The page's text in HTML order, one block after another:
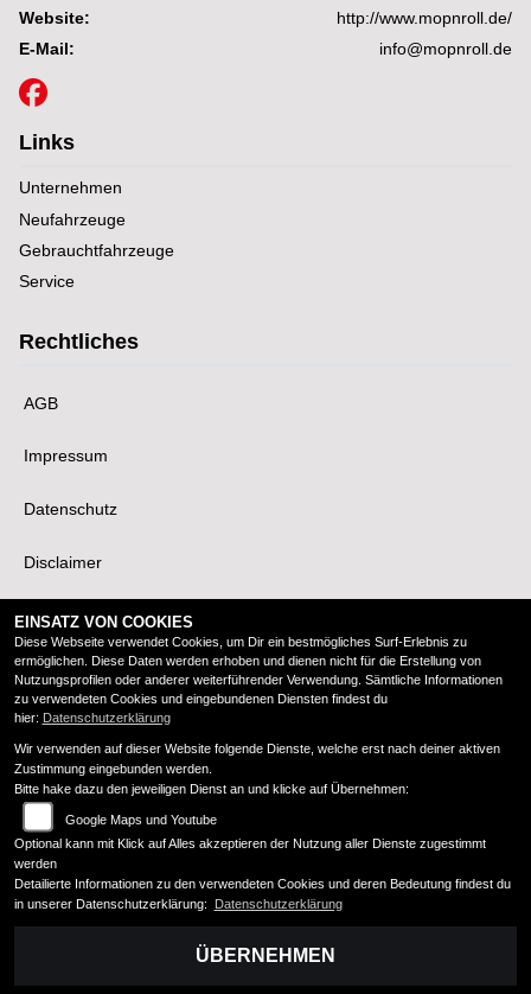
Website:
http://www.mopnroll.de/
E-Mail:
info@mopnroll.de
Links
Unternehmen
Neufahrzeuge
Gebrauchtfahrzeuge
Service
Rechtliches
AGB
Impressum
Datenschutz
Disclaimer
Barrierefreiheit
Öffnungszeiten
Montag:
geschlossen
Dienstag:
Mittwoch:
Donnerstag:
Freitag:
Samstag:
10:00 - 14:00
Sonntag:
EINSATZ VON COOKIES
Diese Webseite verwendet Cookies, um Dir ein bestmögliches Surf-Erlebnis zu
ermöglichen. Diese Daten werden erhoben und dienen nicht für die Erstellung von
Nutzungsprofilen oder anderer weiterführender Verwendung. Sämtliche Informationen
zu verwendeten Cookies und eingebundenen Diensten findest du
hier: Datenschutzerklärung
Wir verwenden auf dieser Website folgende Dienste, welche erst nach deiner aktiven
Zustimmung eingebunden werden.
Bitte hake dazu den jeweiligen Dienst an und klicke auf Übernehmen:
Google Maps und Youtube
Optional kann mit Klick auf Alles akzeptieren der Nutzung aller Dienste zugestimmt
werden
Detailierte Informationen zu den verwendeten Cookies und deren Bedeutung findest du
in unserer Datenschutzerklärung:
Datenschutzerklärung
ÜBERNEHMEN